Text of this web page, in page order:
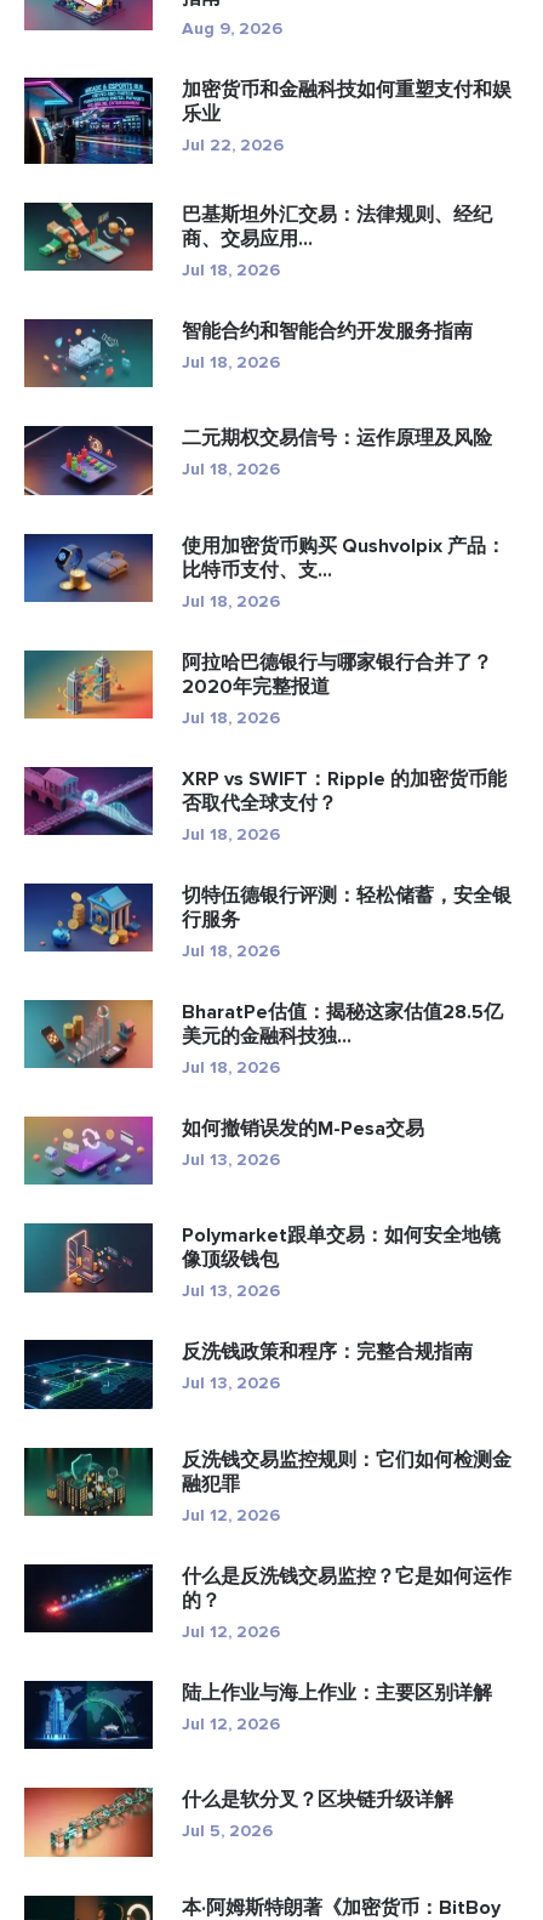
Aug 9, 2026
加密货币和金融科技如何重塑支付和娱
乐业
Jul 22, 2026
巴基斯坦外汇交易：法律规则、经纪
商、交易应用...
Jul 18, 2026
智能合约和智能合约开发服务指南
Jul 18, 2026
二元期权交易信号：运作原理及风险
Jul 18, 2026
使用加密货币购买 Qushvolpix 产品：
比特币支付、支...
Jul 18, 2026
阿拉哈巴德银行与哪家银行合并了？
2020年完整报道
Jul 18, 2026
XRP vs SWIFT：Ripple 的加密货币能
否取代全球支付？
Jul 18, 2026
切特伍德银行评测：轻松储蓄，安全银
行服务
Jul 18, 2026
BharatPe估值：揭秘这家估值28.5亿
美元的金融科技独...
Jul 18, 2026
如何撤销误发的M-Pesa交易
Jul 13, 2026
Polymarket跟单交易：如何安全地镜
像顶级钱包
Jul 13, 2026
反洗钱政策和程序：完整合规指南
Jul 13, 2026
反洗钱交易监控规则：它们如何检测金
融犯罪
Jul 12, 2026
什么是反洗钱交易监控？它是如何运作
的？
Jul 12, 2026
陆上作业与海上作业：主要区别详解
Jul 12, 2026
什么是软分叉？区块链升级详解
Jul 5, 2026
本·阿姆斯特朗著《加密货币：BitBoy